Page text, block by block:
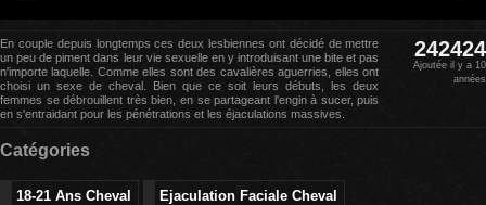
En couple depuis longtemps ces deux lesbiennes ont décidé de mettre
un peu de piment dans leur vie sexuelle en y introduisant une bite et pas
n'importe laquelle. Comme elles sont des cavalières aguerries, elles ont
choisi un sexe de cheval. Bien que ce soit leurs débuts, les deux
femmes se débrouillent très bien, en se partageant l'engin à sucer, puis
en s'entraidant pour les pénétrations et les éjaculations massives.
242424
Ajoutée il y a 10
années
Catégories
18-21 Ans Cheval
Ejaculation Faciale Cheval